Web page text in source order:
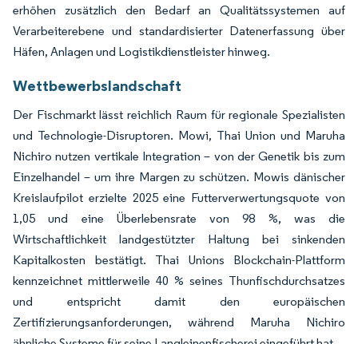
erhöhen zusätzlich den Bedarf an Qualitätssystemen auf
Verarbeiterebene und standardisierter Datenerfassung über
Häfen, Anlagen und Logistikdienstleister hinweg.
Wettbewerbslandschaft
Der Fischmarkt lässt reichlich Raum für regionale Spezialisten
und Technologie-Disruptoren. Mowi, Thai Union und Maruha
Nichiro nutzen vertikale Integration – von der Genetik bis zum
Einzelhandel – um ihre Margen zu schützen. Mowis dänischer
Kreislaufpilot erzielte 2025 eine Futterverwertungsquote von
1,05 und eine Überlebensrate von 98 %, was die
Wirtschaftlichkeit landgestützter Haltung bei sinkenden
Kapitalkosten bestätigt. Thai Unions Blockchain-Plattform
kennzeichnet mittlerweile 40 % seines Thunfischdurchsatzes
und entspricht damit den europäischen
Zertifizierungsanforderungen, während Maruha Nichiro